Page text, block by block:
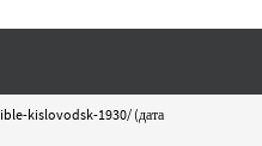
kislovodsk-1930/ (дата